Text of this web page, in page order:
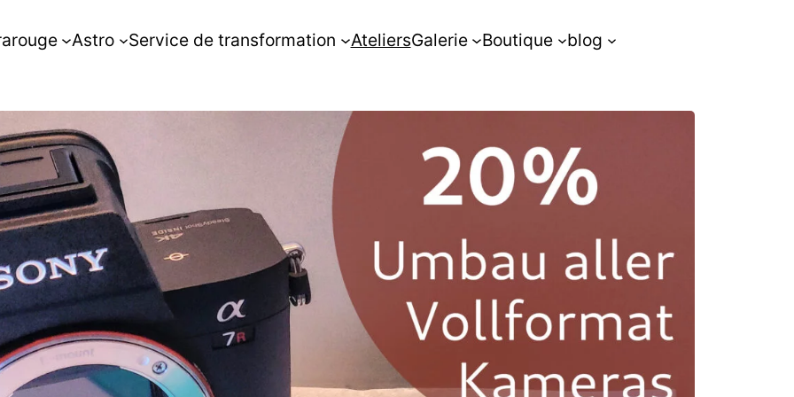
Astro Service de transformation AteliersGalerie Boutique blog